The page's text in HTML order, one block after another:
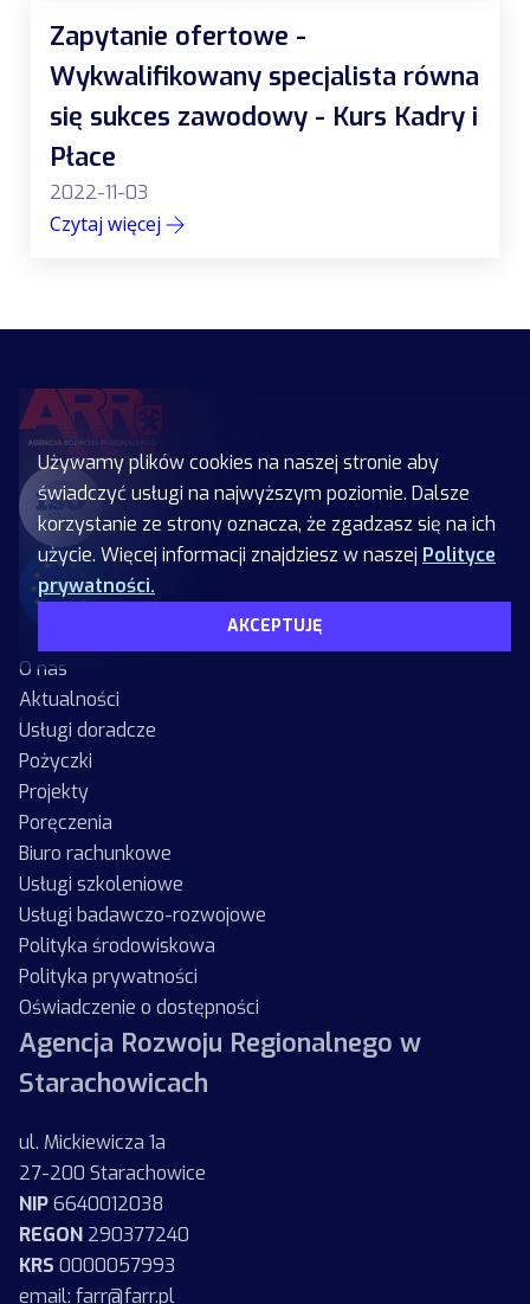
Zapytanie ofertowe -
Wykwalifikowany specjalista równa
się sukces zawodowy - Kurs Kadry i
Płace
2022-11-03
Czytaj więcej
Używamy plików cookies na naszej stronie aby
świadczyć usługi na najwyższym poziomie. Dalsze
korzystanie ze strony oznacza, że zgadzasz się na ich
użycie. Więcej informacji znajdziesz w naszej Polityce
prywatności.
AKCEPTUJĘ
O nas
Aktualności
Usługi doradcze
Pożyczki
Projekty
Poręczenia
Biuro rachunkowe
Usługi szkoleniowe
Usługi badawczo-rozwojowe
Polityka środowiskowa
Polityka prywatności
Oświadczenie o dostępności
Agencja Rozwoju Regionalnego w
Starachowicach
ul. Mickiewicza 1a
27-200 Starachowice
NIP6640012038
REGON 290377240
KRS 0000057993
email: farr@farr.pl